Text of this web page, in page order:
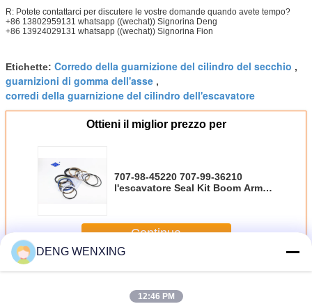
R: Potete contattarci per discutere le vostre domande quando avete tempo?
+86 13802959131 whatsapp ((wechat)) Signorina Deng
+86 13924029131 whatsapp ((wechat)) Signorina Fion
Etichette: Corredo della guarnizione del cilindro del secchio ,
guarnizioni di gomma dell'asse ,
corredi della guarnizione del cilindro dell'escavatore
Ottieni il miglior prezzo per
707-98-45220 707-99-36210
l'escavatore Seal Kit Boom Arm
Continua
PiùCorredo della guarnizione dell'escavatore
DENG WENXING
12:46 PM